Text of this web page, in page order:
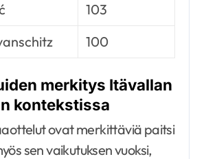
103
100
merkitys Itävallan
kontekstissa
ovat merkittäviä paitsi
sen vaikutuksen vuoksi,